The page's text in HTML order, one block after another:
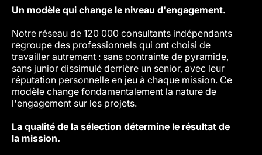
Un modèle qui change le niveau d'engagement.
Notre réseau de 120 000 consultants indépendants
regroupe des professionnels qui ont choisi de
travailler autrement : sans contrainte de pyramide,
sans junior dissimulé derrière un senior, avec leur
réputation personnelle en jeu à chaque mission. Ce
modèle change fondamentalement la nature de
l'engagement sur les projets.
La qualité de la sélection détermine le résultat de
la mission.